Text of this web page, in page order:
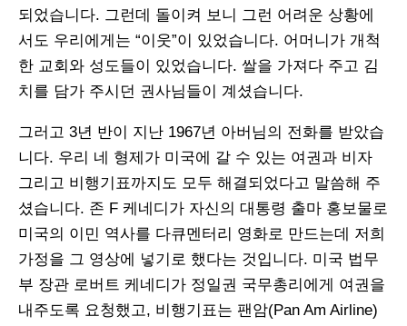
되었습니다. 그런데 돌이켜 보니 그런 어려운 상황에
서도 우리에게는 “이웃”이 있었습니다. 어머니가 개척
한 교회와 성도들이 있었습니다. 쌀을 가져다 주고 김
치를 담가 주시던 권사님들이 계셨습니다.
그러고 3년 반이 지난 1967년 아버님의 전화를 받았습
니다. 우리 네 형제가 미국에 갈 수 있는 여권과 비자
그리고 비행기표까지도 모두 해결되었다고 말씀해 주
셨습니다. 존 F 케네디가 자신의 대통령 출마 홍보물로
미국의 이민 역사를 다큐멘터리 영화로 만드는데 저희
가정을 그 영상에 넣기로 했다는 것입니다. 미국 법무
부 장관 로버트 케네디가 정일권 국무총리에게 여권을
내주도록 요청했고, 비행기표는 팬암(Pan Am Airline)